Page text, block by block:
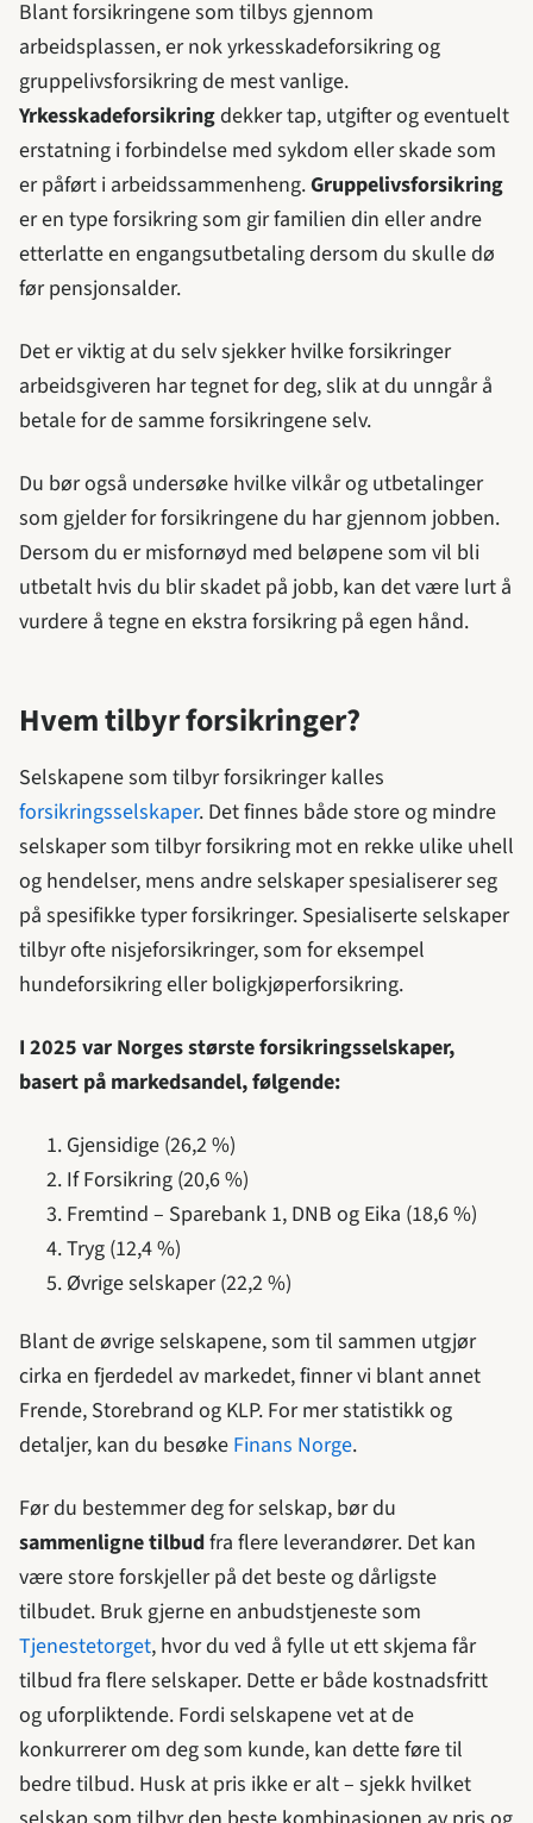
Blant forsikringene som tilbys gjennom
arbeidsplassen, er nok yrkesskadeforsikring og
gruppelivsforsikring de mest vanlige.
Yrkesskadeforsikringdekker tap, utgifter og eventuelt
erstatning i forbindelse med sykdom eller skade som
er påført i arbeidssammenheng.Gruppelivsforsikring
er en type forsikring som gir familien din eller andre
etterlatte en engangsutbetaling dersom du skulle dø
før pensjonsalder.
Det er viktig at du selv sjekker hvilke forsikringer
arbeidsgiveren har tegnet for deg, slik at du unngår å
betale for de samme forsikringene selv.
Du bør også undersøke hvilke vilkår og utbetalinger
som gjelder for forsikringene du har gjennom jobben.
Dersom du er misfornøyd med beløpene som vil bli
utbetalt hvis du blir skadet på jobb, kan det være lurt å
vurdere å tegne en ekstra forsikring på egen hånd.
Hvem tilbyr forsikringer?
Selskapene som tilbyr forsikringer kalles
forsikringsselskaper. Det finnes både store og mindre
selskaper som tilbyr forsikring mot en rekke ulike uhell
og hendelser, mens andre selskaper spesialiserer seg
på spesifikke typer forsikringer. Spesialiserte selskaper
tilbyr ofte nisjeforsikringer, som for eksempel
hundeforsikring eller boligkjøperforsikring.
I 2025 var Norges største forsikringsselskaper,
basert på markedsandel, følgende:
Gjensidige (26,2 %)
If Forsikring (20,6 %)
Fremtind – Sparebank 1, DNB og Eika (18,6 %)
Tryg (12,4 %)
Øvrige selskaper (22,2 %)
Blant de øvrige selskapene, som til sammen utgjør
cirka en fjerdedel av markedet, finner vi blant annet
Frende, Storebrand og KLP. For mer statistikk og
detaljer, kan du besøke Finans Norge.
Før du bestemmer deg for selskap, bør du
sammenligne tilbudfra flere leverandører. Det kan
være store forskjeller på det beste og dårligste
tilbudet. Bruk gjerne en anbudstjeneste som
Tjenestetorget, hvor du ved å fylle ut ett skjema får
tilbud fra flere selskaper. Dette er både kostnadsfritt
og uforpliktende. Fordi selskapene vet at de
konkurrerer om deg som kunde, kan dette føre til
bedre tilbud. Husk at pris ikke er alt – sjekk hvilket